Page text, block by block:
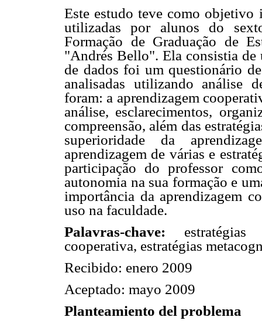
Este estudo teve como objetivo
utilizadas por alunos do
Formação de Graduação de
"Andrés Bello". Ela consistia de
de dados foi um questionário
analisadas utilizando análise
foram: a aprendizagem
análise, esclarecimentos,
compreensão, além das
superioridade da
aprendizagem de várias e
participação do professor
autonomia na sua formação e
importância da aprendizagem
uso na faculdade.
Palavras-chave:
cooperativa, estratégias
Recibido: enero 2009
Aceptado: mayo 2009
Planteamiento del problema